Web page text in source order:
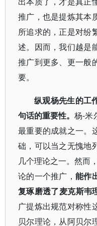
推广，也是提炼其本
所追求的，正是对纷
述。因而，我们越是
推广到更多、更一般
要。
纵观杨先生的工
句话的重要性。杨-米
最重要的成就之一。
础，可以当之无愧地
几个理论之一。然而
论的一个推广， 能作
复琢磨透了麦克斯韦
广提炼出规范对称性
贝尔理论，从阿贝尔